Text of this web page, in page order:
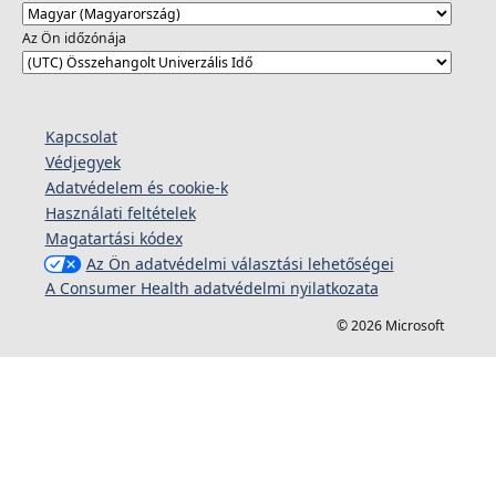
Az Ön időzónája
Kapcsolat
Védjegyek
Adatvédelem és cookie-k
Használati feltételek
Magatartási kódex
Az Ön adatvédelmi választási lehetőségei
A Consumer Health adatvédelmi nyilatkozata
© 2026 Microsoft